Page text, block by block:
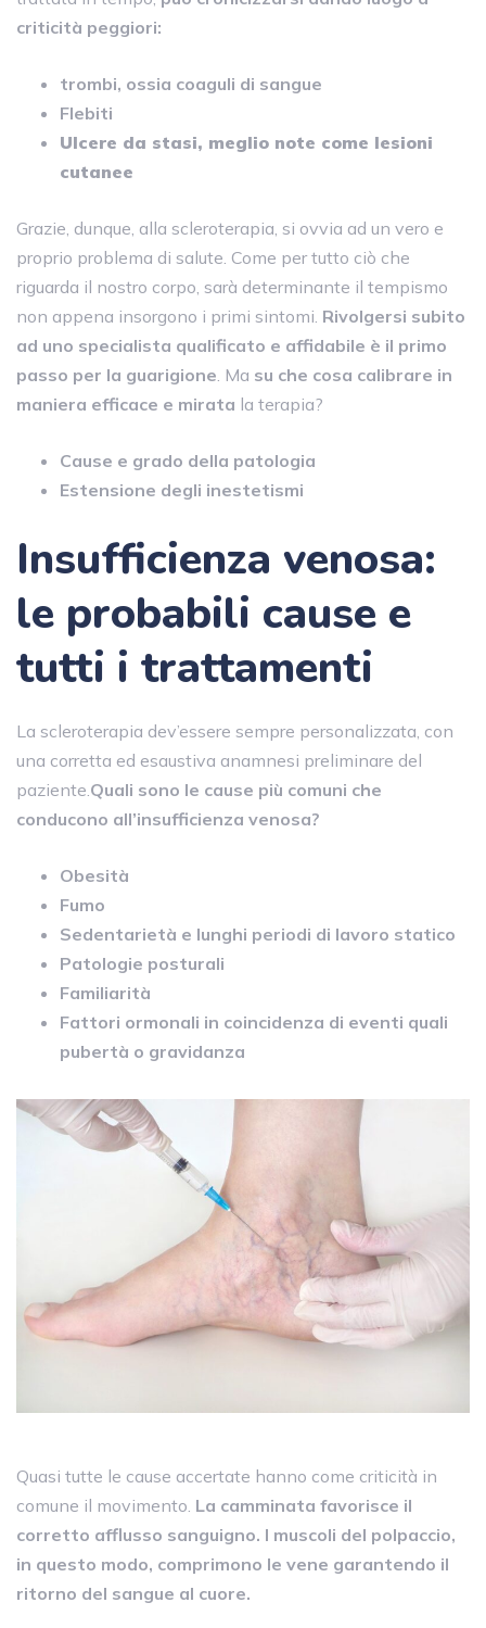
criticità peggiori:
trombi, ossia coaguli di sangue
Flebiti
Ulcere da stasi, meglio note come lesioni
cutanee
Grazie, dunque, alla scleroterapia, si ovvia ad un vero e
proprio problema di salute. Come per tutto ciò che
riguarda il nostro corpo, sarà determinante il tempismo
non appena insorgono i primi sintomi. Rivolgersi subito
ad uno specialista qualificato e affidabile è il primo
passo per la guarigione . Ma su che cosa calibrare in
maniera efficace e mirata la terapia?
Cause e grado della patologia
Estensione degli inestetismi
Insufficienza venosa:
le probabili cause e
tutti i trattamenti
La scleroterapia dev’essere sempre personalizzata, con
una corretta ed esaustiva anamnesi preliminare del
paziente. Quali sono le cause più comuni che
conducono all’insufficienza venosa?
Obesità
Fumo
Sedentarietà e lunghi periodi di lavoro statico
Patologie posturali
Familiarità
Fattori ormonali in coincidenza di eventi quali
pubertà o gravidanza
Quasi tutte le cause accertate hanno come criticità in
comune il movimento. La camminata favorisce il
corretto afflusso sanguigno. I muscoli del polpaccio,
in questo modo, comprimono le vene garantendo il
ritorno del sangue al cuore.